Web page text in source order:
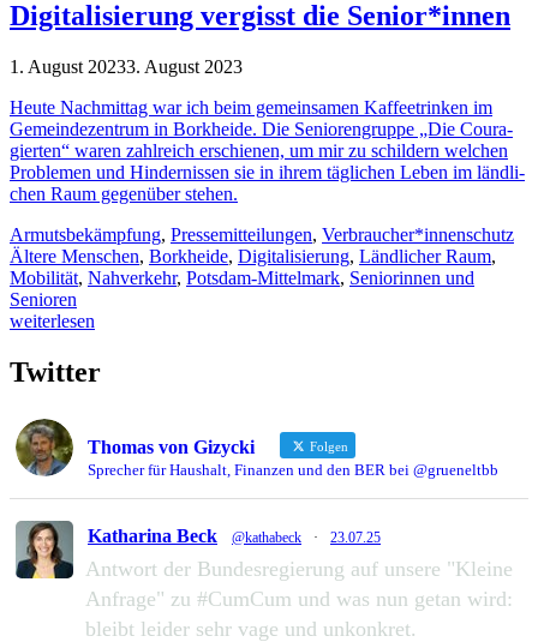
Digitalisierung vergisst die Senior*innen
1. August 20233. August 2023
Heute Nach­mit­tag war ich beim gemein­sa­men Kaf­fee­trin­ken im
Gemein­de­zen­trum in Bork­heide. Die Senio­ren­gruppe „Die Cou­ra­
gier­ten“ waren zahl­reich erschie­nen, um mir zu schil­dern wel­chen
Pro­ble­men und Hin­der­nis­sen sie in ihrem täg­li­chen Leben im länd­li­
chen Raum gegen­über stehen.
Armutsbekämpfung, Pressemitteilungen, Verbraucher*innenschutz
Ältere Menschen, Borkheide, Digitalisierung, Ländlicher Raum,
Mobilität, Nahverkehr, Potsdam-Mittelmark, Seniorinnen und
Senioren
weiterlesen
Twitter
Thomas von Gizycki Folgen
Sprecher für Haushalt, Finanzen und den BER bei @grueneltbb
Katharina Beck @kathabeck · 23.07.25
Antwort der Bundesregierung auf unsere "Kleine
Anfrage" zu #CumCum und was nun getan wird:
bleibt leider sehr vage und unkonkret.